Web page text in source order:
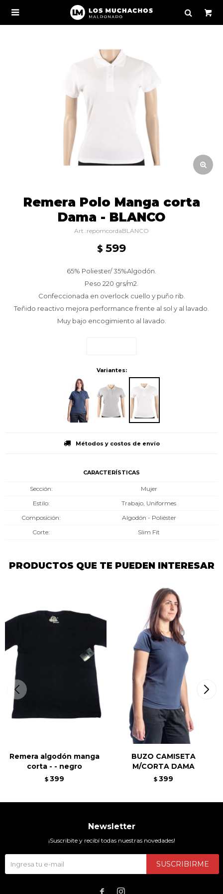

Remera Polo Manga corta
Dama - BLANCO
repomcordaBLANCO
$ 599
65% Poliester/ 35%Algodón.
Peso 220 grs/m2.
Confeccionada en overlock cuello y puño rib.
Teñido reactivo mejora performance frente al sol y al lavado.
Muy bajo encogimiento al lavado.
Variantes:
Métodos y costos de envío
CARACTERÍSTICAS
Sección
Mujer
Estilo
Trabajo, Uniformes
Composición
Algodón - Poliéster
Corte
Slim Fit
PRODUCTOS QUE TE PUEDEN INTERESAR
Remera algodón manga
corta - - negro
$ 399
BUZO CAMISETA
M/CORTA DAMA
$ 399
Newsletter
¡Suscribite y recibí todas nuestras novedades!
SUSCRIBIRME
 